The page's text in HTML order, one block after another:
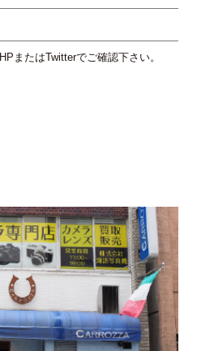
またはTwitterでご確認下さい。